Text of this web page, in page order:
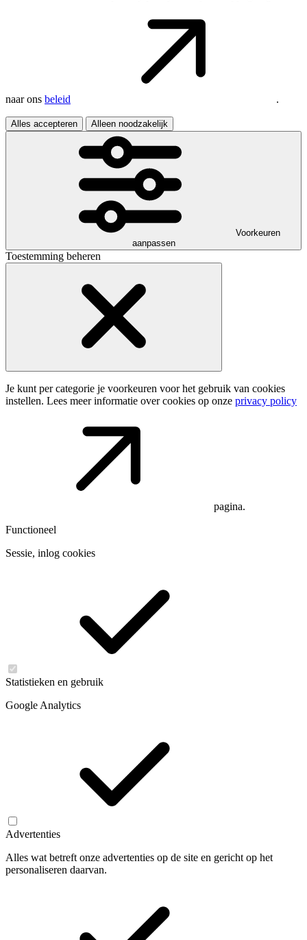
naar ons beleid .
Alles accepteren Alleen noodzakelijk
Voorkeuren
aanpassen
Toestemming beheren
Je kunt per categorie je voorkeuren voor het gebruik van cookies
instellen. Lees meer informatie over cookies op onze privacy policy
pagina.
Functioneel
Sessie, inlog cookies
Statistieken en gebruik
Google Analytics
Advertenties
Alles wat betreft onze advertenties op de site en gericht op het
personaliseren daarvan.